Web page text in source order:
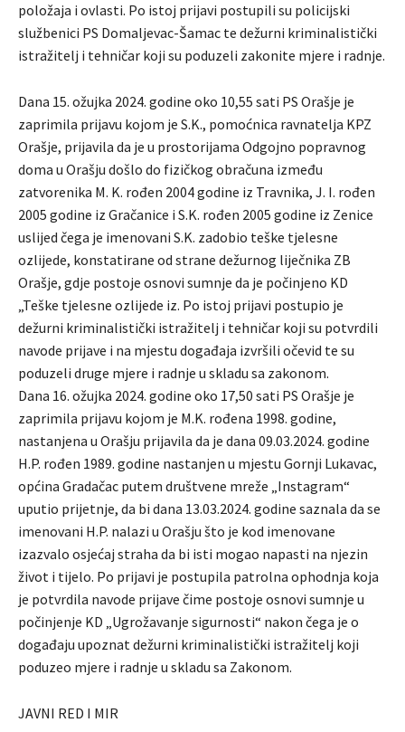
položaja i ovlasti. Po istoj prijavi postupili su policijski
službenici PS Domaljevac-Šamac te dežurni kriminalistički
istražitelj i tehničar koji su poduzeli zakonite mjere i radnje.
Dana 15. ožujka 2024. godine oko 10,55 sati PS Orašje je
zaprimila prijavu kojom je S.K., pomoćnica ravnatelja KPZ
Orašje, prijavila da je u prostorijama Odgojno popravnog
doma u Orašju došlo do fizičkog obračuna između
zatvorenika M. K. rođen 2004 godine iz Travnika, J. I. rođen
2005 godine iz Gračanice i S.K. rođen 2005 godine iz Zenice
uslijed čega je imenovani S.K. zadobio teške tjelesne
ozlijede, konstatirane od strane dežurnog liječnika ZB
Orašje, gdje postoje osnovi sumnje da je počinjeno KD
„Teške tjelesne ozlijede iz. Po istoj prijavi postupio je
dežurni kriminalistički istražitelj i tehničar koji su potvrdili
navode prijave i na mjestu događaja izvršili očevid te su
poduzeli druge mjere i radnje u skladu sa zakonom.
Dana 16. ožujka 2024. godine oko 17,50 sati PS Orašje je
zaprimila prijavu kojom je M.K. rođena 1998. godine,
nastanjena u Orašju prijavila da je dana 09.03.2024. godine
H.P. rođen 1989. godine nastanjen u mjestu Gornji Lukavac,
općina Gradačac putem društvene mreže „Instagram“
uputio prijetnje, da bi dana 13.03.2024. godine saznala da se
imenovani H.P. nalazi u Orašju što je kod imenovane
izazvalo osjećaj straha da bi isti mogao napasti na njezin
život i tijelo. Po prijavi je postupila patrolna ophodnja koja
je potvrdila navode prijave čime postoje osnovi sumnje u
počinjenje KD „Ugrožavanje sigurnosti“ nakon čega je o
događaju upoznat dežurni kriminalistički istražitelj koji
poduzeo mjere i radnje u skladu sa Zakonom.
JAVNI RED I MIR